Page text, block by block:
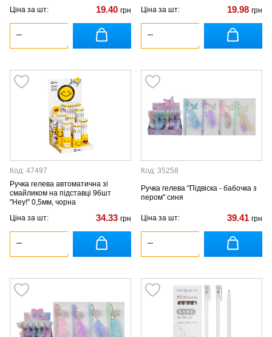
Ціна за шт: 19.40 грн Ціна за шт: 19.98 грн
Код: 47497
Ручка гелева автоматична зі
смайликом на підставці 96шт
"Hey!" 0,5мм, чорна
Ціна за шт:
34.33 грн
Код: 35258
Ручка гелева "Підвіска - бабочка з
пером" синя
Ціна за шт: 39.41 грн